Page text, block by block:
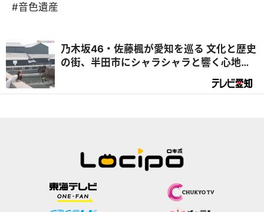
#音色遺産
乃木坂46・佐藤楓が愛知を巡る 文化と歴史
の街、半田市にシャラシャラと響く心地よ
い音色の正体とは『乃木坂46 佐藤楓 音色